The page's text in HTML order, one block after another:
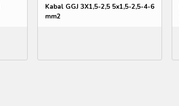
Kabal GGJ 3X1,5-2,5 5x1,5-2,5-4-6
mm2